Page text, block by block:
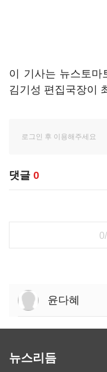
이 기사는 뉴스토
김기성 편집국장이
댓글 0
윤다혜
뉴스리듬